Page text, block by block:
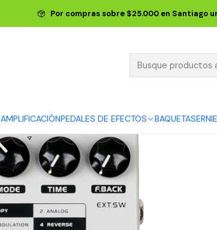
AMPLIFICACIÓNPEDALES DE EFECTOS BAQUETAS
Por compras sobre $25.000 en Santiago
Inicio JOYO